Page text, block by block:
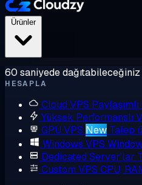
Ürünler
60 saniyede
HESAPLA
Cloud VPS
Yüksek Performanslı
GPU VPS New Talep
Windows VPS
Dedicated Server'lar
Custom VPS CPU,